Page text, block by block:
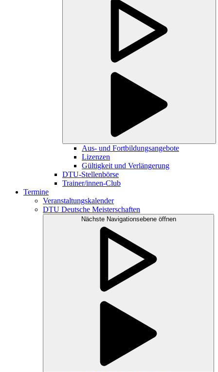
Aus- und Fortbildungsangebote
Lizenzen
Gültigkeit und Verlängerung
DTU-Stellenbörse
Trainer/innen-Club
Termine
Veranstaltungskalender
DTU Deutsche Meisterschaften
Nächste Navigationsebene öffnen